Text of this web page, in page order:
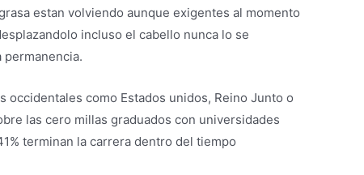
estan volviendo aunque exigentes al momento
incluso el cabello nunca lo se
occidentales como Estados unidos, Reino Junto o
las cero millas graduados con universidades
terminan la carrera dentro del tiempo